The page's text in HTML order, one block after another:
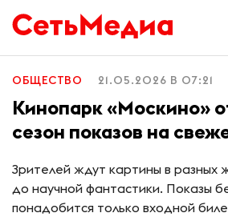
ОБЩЕСТВО 21.05.2026 В 07:21
Кинопарк «Москино»
сезон показов на
Зрителей ждут картины в разных
до научной фантастики. Показы
понадобится только входной